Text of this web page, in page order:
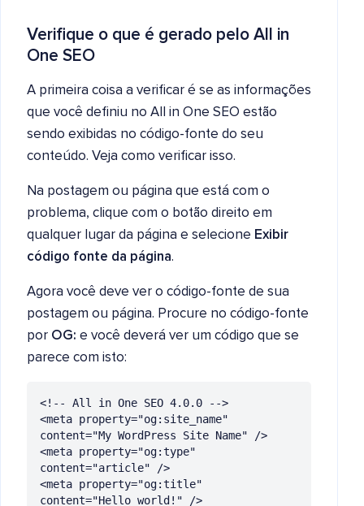
Verifique o que é gerado pelo All in
One SEO
A primeira coisa a verificar é se as informações
que você definiu no All in One SEO estão
sendo exibidas no código-fonte do seu
conteúdo. Veja como verificar isso.
Na postagem ou página que está com o
problema, clique com o botão direito em
qualquer lugar da página e selecione Exibir
código fonte da página.
Agora você deve ver o código-fonte de sua
postagem ou página. Procure no código-fonte
por OG: e você deverá ver um código que se
parece com isto:
<!-- All in One SEO 4.0.0 -->
<meta property="og:site_name"
content="My WordPress Site Name" />
<meta property="og:type"
content="article" />
<meta property="og:title"
content="Hello world!" />